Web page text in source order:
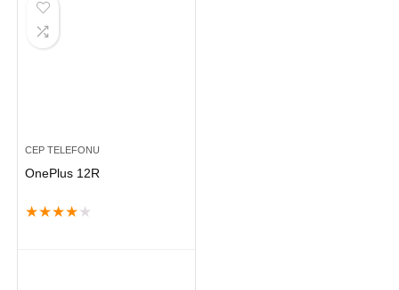
CEP TELEFONU
OnePlus 12R
★★★★ ★